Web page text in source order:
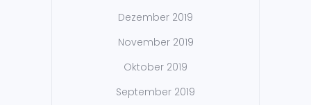
Dezember 2019
November 2019
Oktober 2019
September 2019